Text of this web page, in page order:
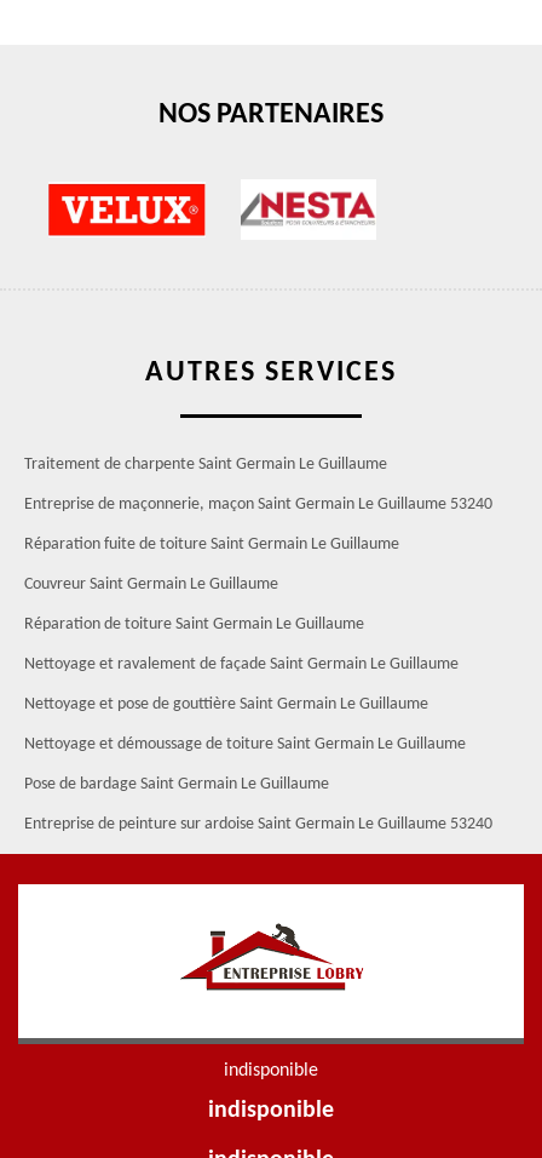
NOS PARTENAIRES
AUTRES SERVICES
Traitement de charpente Saint Germain Le Guillaume
Entreprise de maçonnerie, maçon Saint Germain Le Guillaume 53240
Réparation fuite de toiture Saint Germain Le Guillaume
Couvreur Saint Germain Le Guillaume
Réparation de toiture Saint Germain Le Guillaume
Nettoyage et ravalement de façade Saint Germain Le Guillaume
Nettoyage et pose de gouttière Saint Germain Le Guillaume
Nettoyage et démoussage de toiture Saint Germain Le Guillaume
Pose de bardage Saint Germain Le Guillaume
Entreprise de peinture sur ardoise Saint Germain Le Guillaume 53240
indisponible
indisponible